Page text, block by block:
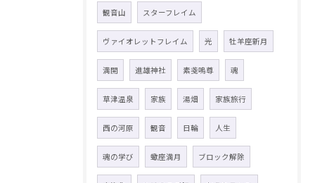
観音山 スターフレイム
ヴァイオレットフレイム 光 牡羊座新月
満開 進雄神社 素戔嗚尊 魂
草津温泉 家族 湯畑 家族旅行
西の河原 観音 日輪 人生
魂の学び 蠍座満月 ブロック解除